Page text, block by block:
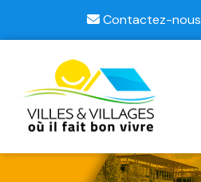
Contactez-nous